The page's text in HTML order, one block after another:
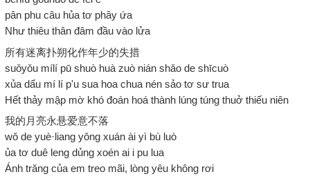
pân phu câu hủa tơ phây ứa
Như thiêu thân đâm đầu vào lửa
所有迷离扑朔化作年少的失措
suǒyǒu mílí pū shuò huà zuò nián shǎo de shīcuò
xủa dẩu mí lí p'u sua hoa chua nén sảo tơ sư trua
Hết thảy mập mờ khó đoán hoá thành lúng túng thuở thiếu niên
我的月亮永悬爱意不落
wǒ de yuè·liang yǒng xuán ài yì bù luò
ủa tơ duê leng dủng xoén ai i pu lua
Ánh trăng của em treo mãi, lòng yêu không rơi